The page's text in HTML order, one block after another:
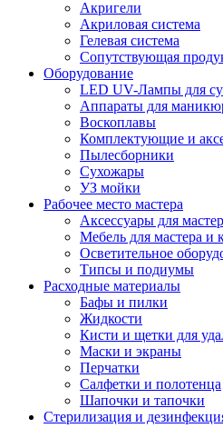
Акригели
Акриловая система
Гелевая система
Сопутствующая
Оборудование
LED UV-Лампы для
Аппараты для
Воскоплавы
Комплектующие и
Пылесборники
Сухожары
УЗ мойки
Рабочее место мастера
Аксессуары для
Мебель для мастера и
Осветительное
Типсы и подиумы
Расходные материалы
Бафы и пилки
Жидкости
Кисти и щетки для
Маски и экраны
Перчатки
Салфетки и полотенца
Шапочки и тапочки
Стерилизация и